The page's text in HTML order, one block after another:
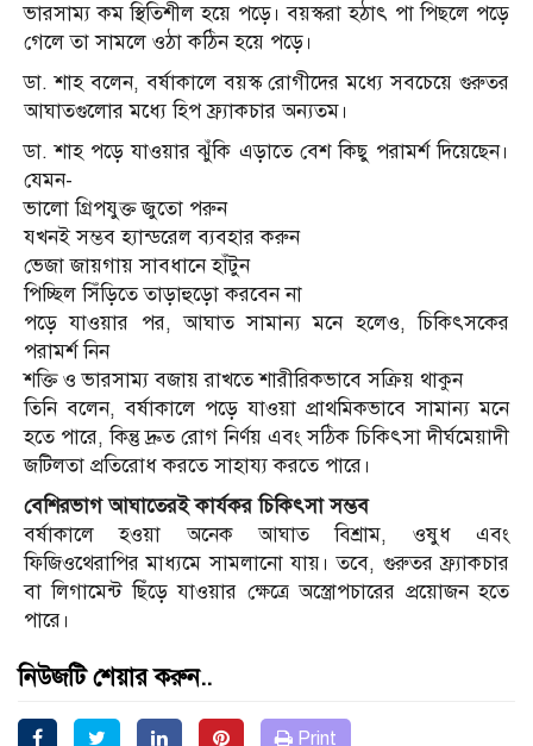
ভারসাম্য কম স্থিতিশীল হয়ে পড়ে। বয়স্করা হঠাৎ পা পিছলে পড়ে
গেলে তা সামলে ওঠা কঠিন হয়ে পড়ে।
ডা. শাহ বলেন, বর্ষাকালে বয়স্ক রোগীদের মধ্যে সবচেয়ে গুরুতর
আঘাতগুলোর মধ্যে হিপ ফ্র্যাকচার অন্যতম।
ডা. শাহ পড়ে যাওয়ার ঝুঁকি এড়াতে বেশ কিছু পরামর্শ দিয়েছেন।
যেমন-
ভালো গ্রিপযুক্ত জুতো পরুন
যখনই সম্ভব হ্যান্ডরেল ব্যবহার করুন
ভেজা জায়গায় সাবধানে হাঁটুন
পিচ্ছিল সিঁড়িতে তাড়াহুড়ো করবেন না
পড়ে যাওয়ার পর, আঘাত সামান্য মনে হলেও, চিকিৎসকের
পরামর্শ নিন
শক্তি ও ভারসাম্য বজায় রাখতে শারীরিকভাবে সক্রিয় থাকুন
তিনি বলেন, বর্ষাকালে পড়ে যাওয়া প্রাথমিকভাবে সামান্য মনে
হতে পারে, কিন্তু দ্রুত রোগ নির্ণয় এবং সঠিক চিকিৎসা দীর্ঘমেয়াদী
জটিলতা প্রতিরোধ করতে সাহায্য করতে পারে।
বেশিরভাগ আঘাতেরই কার্যকর চিকিৎসা সম্ভব
বর্ষাকালে হওয়া অনেক আঘাত বিশ্রাম, ওষুধ এবং
ফিজিওথেরাপির মাধ্যমে সামলানো যায়। তবে, গুরুতর ফ্র্যাকচার
বা লিগামেন্ট ছিঁড়ে যাওয়ার ক্ষেত্রে অস্ত্রোপচারের প্রয়োজন হতে
পারে।
নিউজটি শেয়ার করুন..
Print